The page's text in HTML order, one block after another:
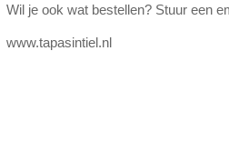
Wil je ook wat bestellen? Stuur een
www.tapasintiel.nl